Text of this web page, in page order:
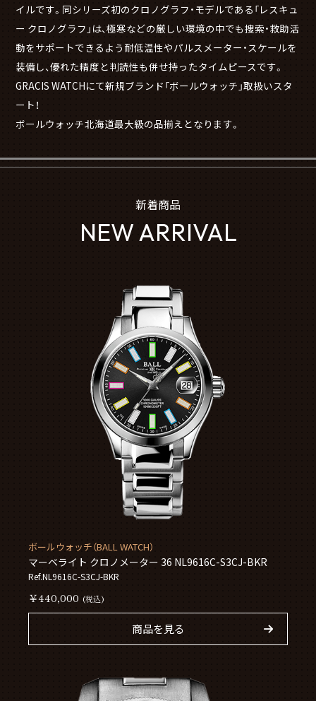
イルです。同シリーズ初のクロノグラフ・モデルである「レスキュ
ー クロノグラフ」は、極寒などの厳しい環境の中でも捜索・救助活
動をサポートできるよう耐低温性やパルスメーター・スケールを
装備し、優れた精度と判読性も併せ持ったタイムピースです。
GRACIS WATCHにて新規ブランド「ボールウォッチ」取扱いスタ
ート！
ボールウォッチ北海道最大級の品揃えとなります。
新着商品
NEW ARRIVAL
ボールウォッチ（BALL WATCH）
マーベライト クロノメーター 36 NL9616C-S3CJ-BKR
Ref.NL9616C-S3CJ-BKR
￥440,000 (税込)
商品を見る